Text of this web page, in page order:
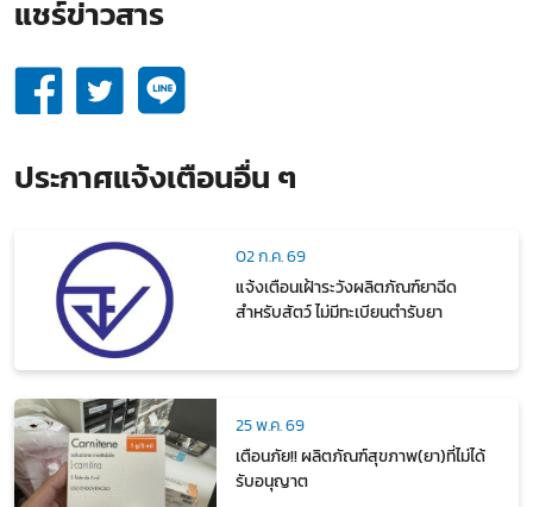
แชร์ข่าวสาร​
ประกาศแจ้งเตือนอื่น ๆ
02 ก.ค. 69
แจ้งเตือนเฝ้าระวังผลิตภัณฑ์ยาฉีด
สำหรับสัตว์ ไม่มีทะเบียนตำรับยา
25 พ.ค. 69
เตือนภัย!! ผลิตภัณฑ์สุขภาพ(ยา)ที่ไม่ได้
รับอนุญาต